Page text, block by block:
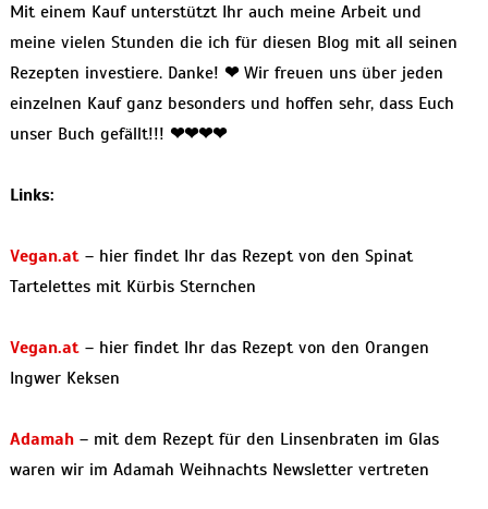
Mit einem Kauf unterstützt Ihr auch meine Arbeit und
meine vielen Stunden die ich für diesen Blog mit all seinen
Rezepten investiere. Danke! ❤ Wir freuen uns über jeden
einzelnen Kauf ganz besonders und hoffen sehr, dass Euch
unser Buch gefällt!!! ❤❤❤❤
Links:
Vegan.at– hier findet Ihr das Rezept von den Spinat
Tartelettes mit Kürbis Sternchen
Vegan.at– hier findet Ihr das Rezept von den Orangen
Ingwer Keksen
Adamah– mit dem Rezept für den Linsenbraten im Glas
waren wir im Adamah Weihnachts Newsletter vertreten